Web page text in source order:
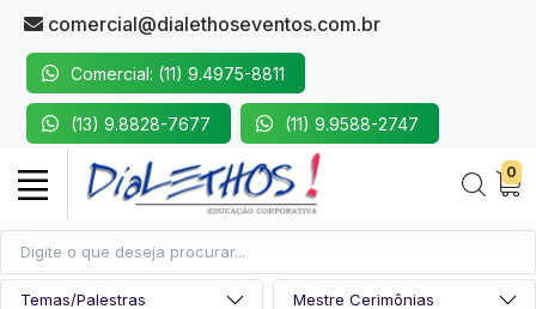
comercial@dialethoseventos.com.br
Comercial: (11) 9.4975-8811
(13) 9.8828-7677 (11) 9.9588-2747
0